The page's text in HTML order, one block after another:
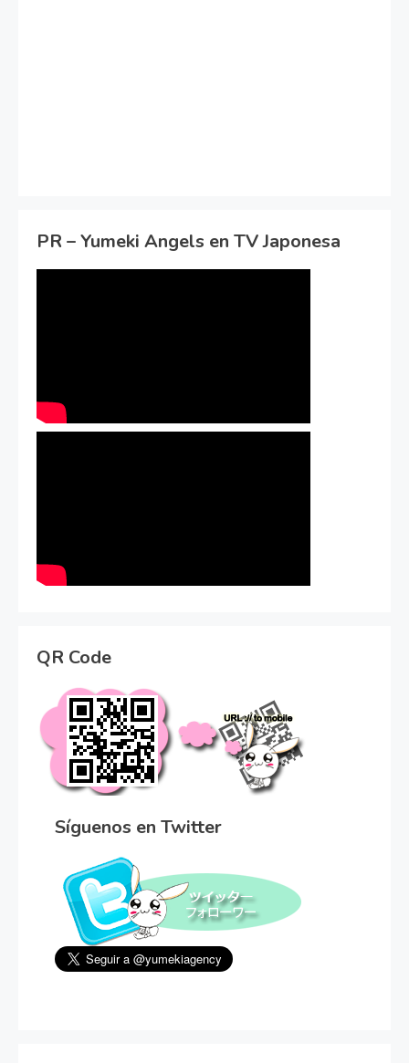
PR – Yumeki Angels en TV Japonesa
QR Code
Síguenos en Twitter